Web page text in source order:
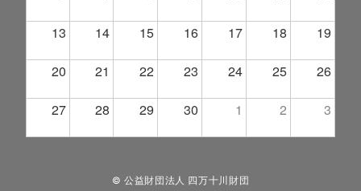
13 14 15 16 17 18 19
20 21 22 23 24 25 26
27 28 29 30 1 2 3
© 公益財団法人 四万十川財団